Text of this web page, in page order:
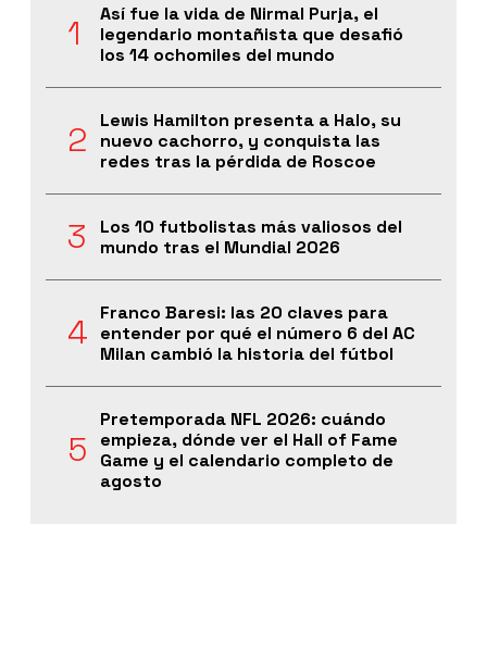
Así fue la vida de Nirmal Purja, el
legendario montañista que desafió
los 14 ochomiles del mundo
Lewis Hamilton presenta a Halo, su
nuevo cachorro, y conquista las
redes tras la pérdida de Roscoe
Los 10 futbolistas más valiosos del
mundo tras el Mundial 2026
Franco Baresi: las 20 claves para
entender por qué el número 6 del AC
Milan cambió la historia del fútbol
Pretemporada NFL 2026: cuándo
empieza, dónde ver el Hall of Fame
Game y el calendario completo de
agosto